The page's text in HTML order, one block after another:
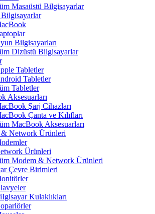
Masaüstü Bilgisayarlar
Bilgisayarları
Dizüstü Bilgisayarlar
Tabletler
Tabletler
Tabletler
Aksesuarları
Şarj Cihazları
Çanta ve Kılıfları
MacBook Aksesuarları
Network Ürünleri
Ürünleri
Modem & Network Ürünleri
Çevre Birimleri
Kulaklıkları